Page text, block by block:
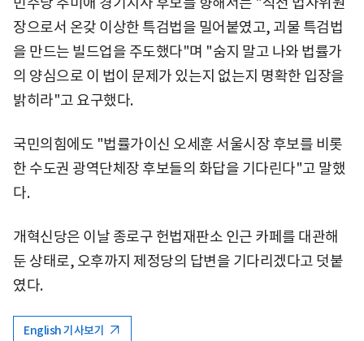
장으로서 온갖 이상한 특검법을 밀어붙였고, 괴물 특검법
을 만드는 빌드업을 주도했다"며 "숨지 말고 나와 법률가
의 양심으로 이 법이 문제가 있는지 없는지 명확한 입장을
밝히라"고 요구했다.
국민의힘에도 "법률가이신 오세훈 서울시장 후보를 비롯
한 수도권 광역단체장 후보들의 화답을 기다린다"고 말했
다.
개혁신당은 이날 종로구 헌법재판소 인근 카페를 대관해
둔 상태로, 오후까지 제정당의 답변을 기다리겠다고 덧붙
였다.
English 기사보기